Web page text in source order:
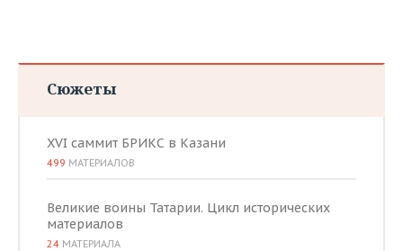
Сюжеты
XVI саммит БРИКС в Казани
499 МАТЕРИАЛОВ
Великие воины Татарии. Цикл исторических
материалов
24 МАТЕРИАЛА